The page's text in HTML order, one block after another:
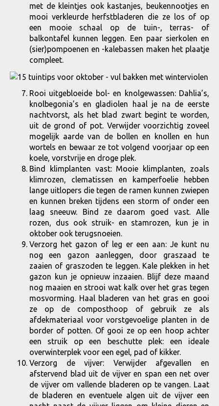
met de kleintjes ook kastanjes, beukennootjes en
mooi verkleurde herfstbladeren die ze los of op
een mooie schaal op de tuin-, terras- of
balkontafel kunnen leggen. Een paar sierkolen en
(sier)pompoenen en -kalebassen maken het plaatje
compleet.
Rooi uitgebloeide bol- en knolgewassen: Dahlia’s,
knolbegonia’s en gladiolen haal je na de eerste
nachtvorst, als het blad zwart begint te worden,
uit de grond of pot. Verwijder voorzichtig zoveel
mogelijk aarde van de bollen en knollen en hun
wortels en bewaar ze tot volgend voorjaar op een
koele, vorstvrije en droge plek.
Bind klimplanten vast: Mooie klimplanten, zoals
klimrozen, clematissen en kamperfoelie hebben
lange uitlopers die tegen de ramen kunnen zwiepen
en kunnen breken tijdens een storm of onder een
laag sneeuw. Bind ze daarom goed vast. Alle
rozen, dus ook struik- en stamrozen, kun je in
oktober ook terugsnoeien.
Verzorg het gazon of leg er een aan: Je kunt nu
nog een gazon aanleggen, door graszaad te
zaaien of graszoden te leggen. Kale plekken in het
gazon kun je opnieuw inzaaien. Blijf deze maand
nog maaien en strooi wat kalk over het gras tegen
mosvorming. Haal bladeren van het gras en gooi
ze op de composthoop of gebruik ze als
afdekmateriaal voor vorstgevoelige planten in de
border of potten. Of gooi ze op een hoop achter
een struik op een beschutte plek: een ideale
overwinterplek voor een egel, pad of kikker.
Verzorg de vijver: Verwijder afgevallen en
afstervend blad uit de vijver en span een net over
de vijver om vallende bladeren op te vangen. Laat
de bladeren en eventuele algen uit de vijver een